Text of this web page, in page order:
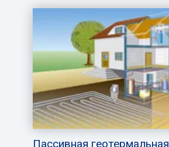
Пассивная геотермальная